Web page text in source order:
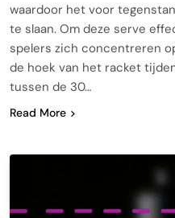
waardoor het voor
te slaan. Om deze serve
spelers zich concentreren
de hoek van het racket
tussen de 30…
Read More